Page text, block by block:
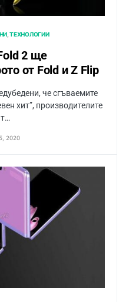
ТЕХНОЛОГИИ
2 ще
от Fold и Z Flip
че сгъваемите
хит”, производителите
2020